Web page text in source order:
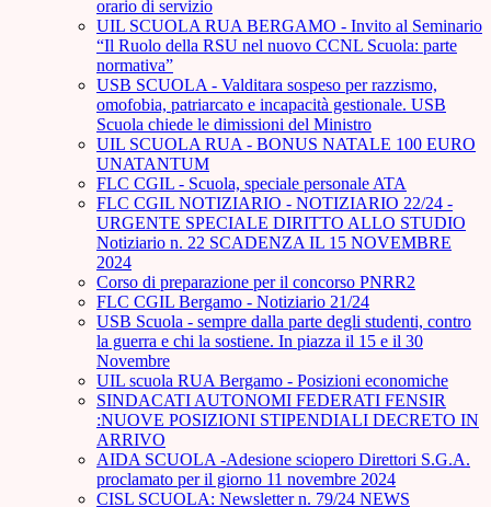
orario di servizio
UIL SCUOLA RUA BERGAMO - Invito al Seminario
“Il Ruolo della RSU nel nuovo CCNL Scuola: parte
normativa”
USB SCUOLA - Valditara sospeso per razzismo,
omofobia, patriarcato e incapacità gestionale. USB
Scuola chiede le dimissioni del Ministro
UIL SCUOLA RUA - BONUS NATALE 100 EURO
UNATANTUM
FLC CGIL - Scuola, speciale personale ATA
FLC CGIL NOTIZIARIO - NOTIZIARIO 22/24 -
URGENTE SPECIALE DIRITTO ALLO STUDIO
Notiziario n. 22 SCADENZA IL 15 NOVEMBRE
2024
Corso di preparazione per il concorso PNRR2
FLC CGIL Bergamo - Notiziario 21/24
USB Scuola - sempre dalla parte degli studenti, contro
la guerra e chi la sostiene. In piazza il 15 e il 30
Novembre
UIL scuola RUA Bergamo - Posizioni economiche
SINDACATI AUTONOMI FEDERATI FENSIR
:NUOVE POSIZIONI STIPENDIALI DECRETO IN
ARRIVO
AIDA SCUOLA -Adesione sciopero Direttori S.G.A.
proclamato per il giorno 11 novembre 2024
CISL SCUOLA: Newsletter n. 79/24 NEWS